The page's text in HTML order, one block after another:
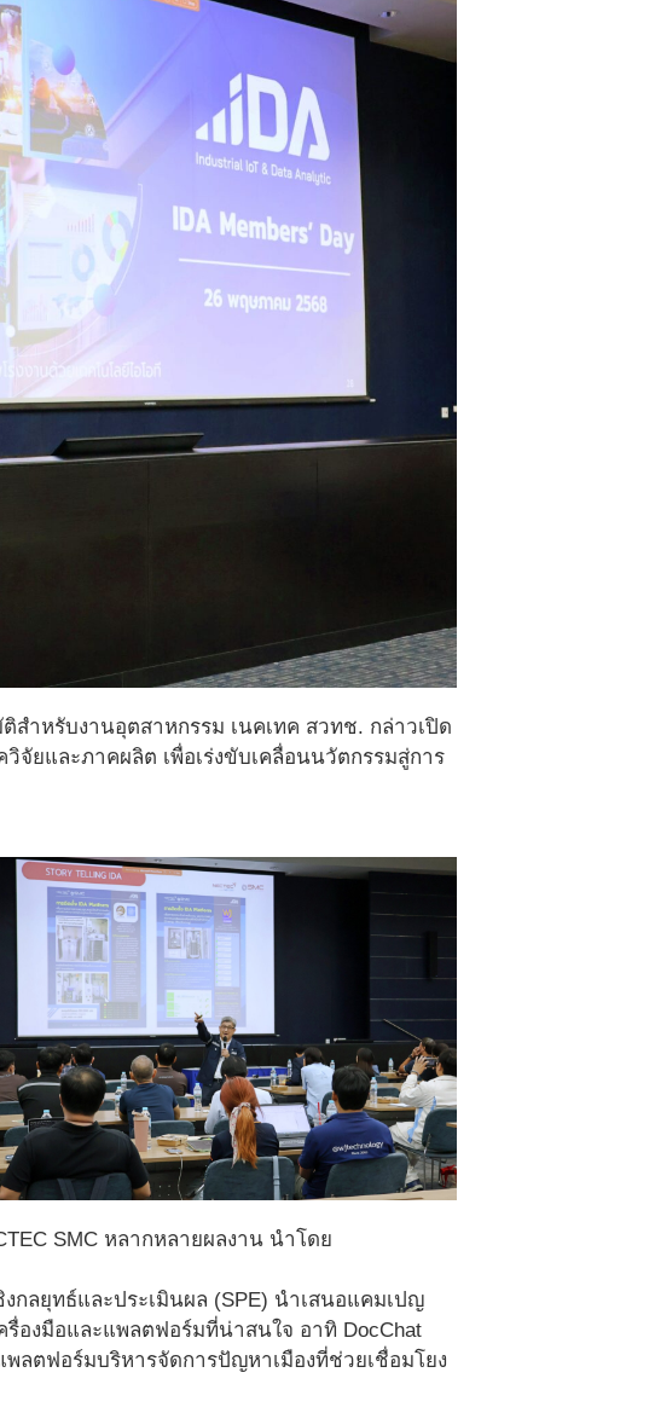
ำหรับงานอุตสาหกรรม เนคเทค สวทช. กล่าวเปิด
จัยและภาคผลิต เพื่อเร่งขับเคลื่อนนวัตกรรมสู่การ
SMC หลากหลายผลงาน นำโดย
ลยุทธ์และประเมินผล (SPE) นำเสนอแคมเปญ
องมือและแพลตฟอร์มที่น่าสนใจ อาทิ DocChat
พลตฟอร์มบริหารจัดการปัญหาเมืองที่ช่วยเชื่อมโยง